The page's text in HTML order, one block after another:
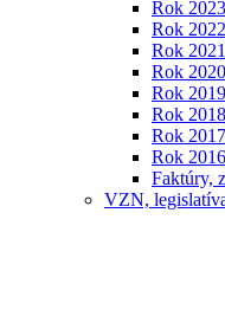
Rok 2023
Rok 2022
Rok 2021
Rok 2020
Rok 2019
Rok 2018
Rok 2017
Rok 2016
Faktúry,
VZN,